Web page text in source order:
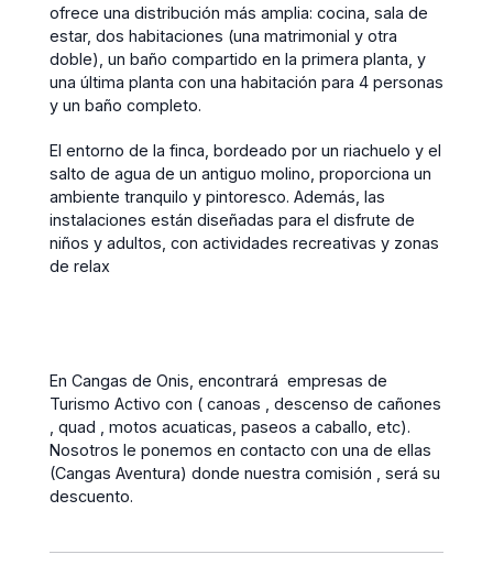
ofrece una distribución más amplia: cocina, sala de
estar, dos habitaciones (una matrimonial y otra
doble), un baño compartido en la primera planta, y
una última planta con una habitación para 4 personas
y un baño completo.
El entorno de la finca, bordeado por un riachuelo y el
salto de agua de un antiguo molino, proporciona un
ambiente tranquilo y pintoresco. Además, las
instalaciones están diseñadas para el disfrute de
niños y adultos, con actividades recreativas y zonas
de relax
En Cangas de Onis, encontrará empresas de
Turismo Activo con ( canoas , descenso de cañones
, quad , motos acuaticas, paseos a caballo, etc).
Nosotros le ponemos en contacto con una de ellas
(Cangas Aventura) donde nuestra comisión , será su
descuento.